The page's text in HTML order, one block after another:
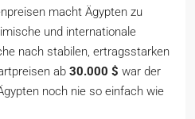
macht Ägypten zu
und internationale
nach stabilen, ertragsstarken
ab 30.000 $ war der
noch nie so einfach wie